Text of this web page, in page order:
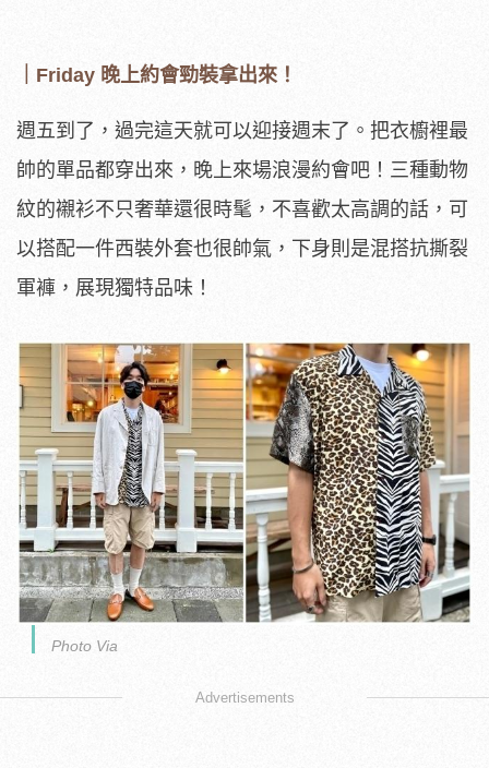
｜Friday 晚上約會勁裝拿出來！
週五到了，過完這天就可以迎接週末了。把衣櫥裡最
帥的單品都穿出來，晚上來場浪漫約會吧！三種動物
紋的襯衫不只奢華還很時髦，不喜歡太高調的話，可
以搭配一件西裝外套也很帥氣，下身則是混搭抗撕裂
軍褲，展現獨特品味！
Photo Via
Advertisements